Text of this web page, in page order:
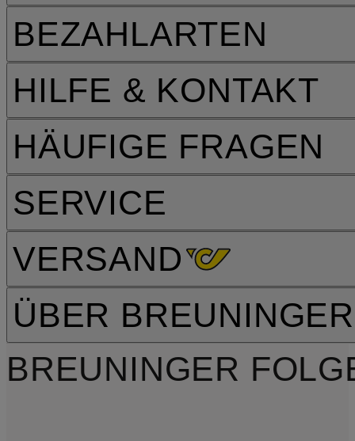
HILFE & KONTAKT
HÄUFIGE FRAGEN
SERVICE
VERSAND
BEZAHLARTEN
ÜBER BREUNINGER
BREUNINGER